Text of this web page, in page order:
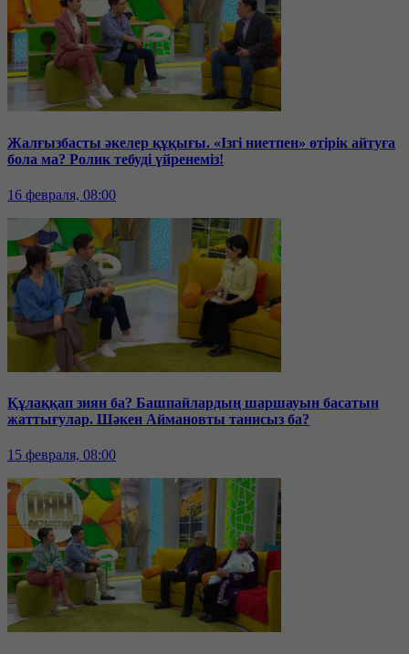
Жалғызбасты әкелер құқығы. «Ізгі ниетпен» өтірік айтуға
бола ма? Ролик тебуді үйренеміз!
16 февраля, 08:00
Құлаққап зиян ба? Башпайлардың шаршауын басатын
жаттығулар. Шәкен Аймановты танисыз ба?
15 февраля, 08:00